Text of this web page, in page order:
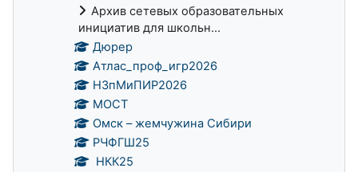
Архив сетевых образовательных
инициатив для школьн...
Дюрер
Атлас_проф_игр2026
НЗпМиПИР2026
МОСТ
Омск – жемчужина Сибири
РЧФГШ25
НКК25